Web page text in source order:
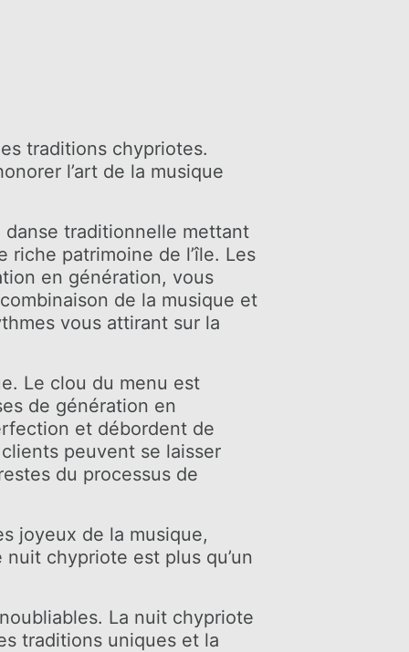
traditions chypriotes.
l’art de la musique
traditionnelle mettant
patrimoine de l’île. Les
en génération, vous
de la musique et
vous attirant sur la
Le clou du menu est
de génération en
et débordent de
peuvent se laisser
du processus de
joyeux de la musique,
chypriote est plus qu’un
La nuit chypriote
traditions uniques et la